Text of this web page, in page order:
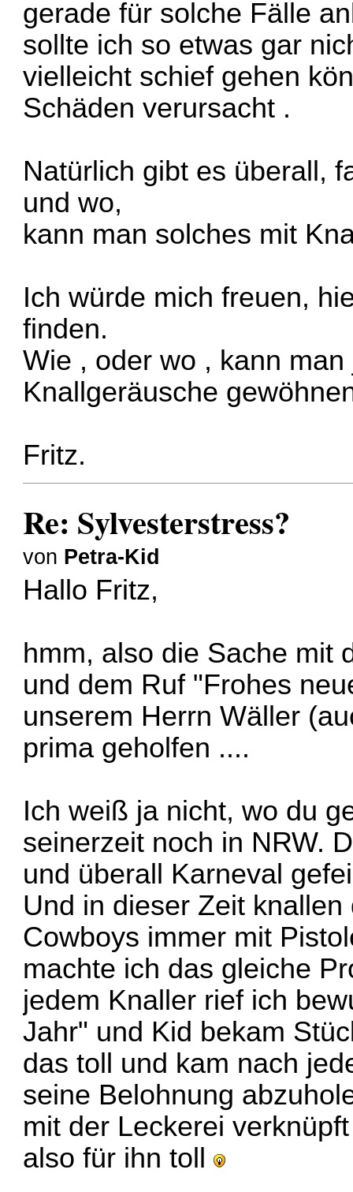
gerade für solche Fälle
sollte ich so etwas gar
vielleicht schief gehen
Schäden verursacht .
Natürlich gibt es überall,
und wo,
kann man solches mit
Ich würde mich freuen,
finden.
Wie , oder wo , kann
Knallgeräusche
Fritz.
Re: Sylvesterstress?
von Petra-Kid
Hallo Fritz,
hmm, also die Sache mit
und dem Ruf "Frohes
unserem Herrn Wäller
prima geholfen ....
Ich weiß ja nicht, wo du
seinerzeit noch in NRW.
und überall Karneval
Und in dieser Zeit
Cowboys immer mit
machte ich das gleiche
jedem Knaller rief ich
Jahr" und Kid bekam
das toll und kam nach
seine Belohnung
mit der Leckerei
also für ihn toll